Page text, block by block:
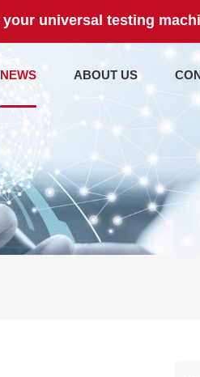
universal testing
NEWS ABOUT US